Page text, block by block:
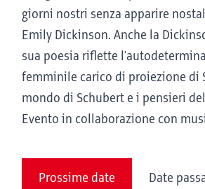
giorni nostri senza apparire
Emily Dickinson. Anche la
sua poesia riflette
femminile carico di proiezione di
mondo di Schubert e i pensieri
Evento in collaborazione con
Prossime date Date